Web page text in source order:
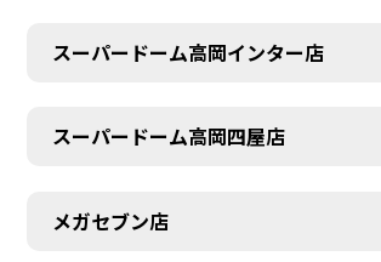
スーパードーム高岡インター店
スーパードーム高岡四屋店
メガセブン店